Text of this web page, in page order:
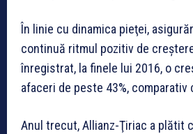
În linie cu dinamica pieţei,
continuă ritmul pozitiv de
înregistrat, la finele lui 2016, o
afaceri de peste 43%, comparativ
Anul trecut, Allianz-Ţiriac a plătit